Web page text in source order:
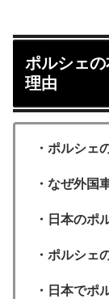
ポルシェ
理由
・ポルシェ
・なぜ外国
・日本のポ
・ポルシェ
・日本でポ